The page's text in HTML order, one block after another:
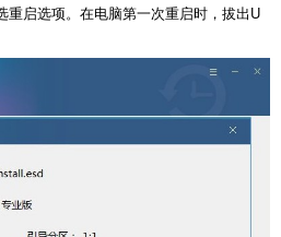
重启选项。在电脑第一次重启时，拔出U